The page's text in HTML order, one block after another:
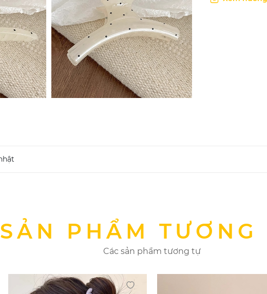
SẢN PHẨM TƯƠNG
Các sản phẩm tương tự